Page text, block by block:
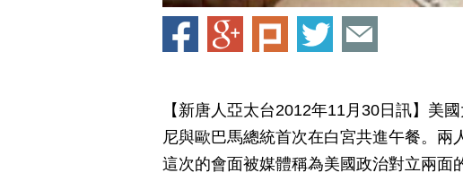
【新唐人亞太台2012年11月30日訊】美
尼與歐巴馬總統首次在白宮共進午餐。兩
這次的會面被媒體稱為美國政治對立兩面